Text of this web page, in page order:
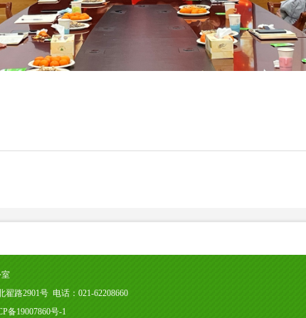
路2901号 电话：021-62208660
备19007860号-1